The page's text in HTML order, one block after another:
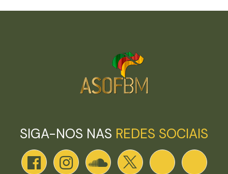
SIGA-NOS NAS REDES SOCIAIS